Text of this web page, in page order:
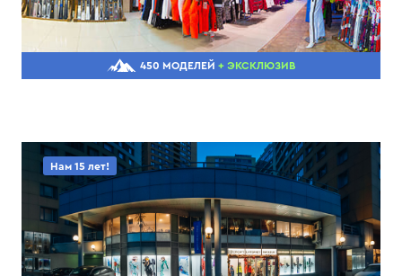
450 МОДЕЛЕЙ + ЭКСКЛЮЗИВ
Нам 15 лет!